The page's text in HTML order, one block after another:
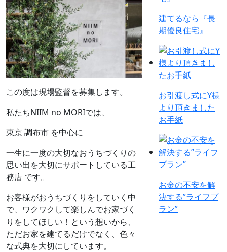
この度は現場監督を募集します。
私たちNIIM no MORIでは、
東京 調布市 を中心に
一生に一度の大切なおうちづくりの
思い出を大切にサポートしている工
務店 です。
お客様がおうちづくりをしていく中
で、ワクワクして楽しんでお家づく
りをしてほしい！という想いから、
ただお家を建てるだけでなく、色々
な式典を大切にしています。
建てるなら『長
期優良住宅』
お引渡し式にY様
より頂きました
お手紙
お金の不安を解
決する”ライフプ
ラン”